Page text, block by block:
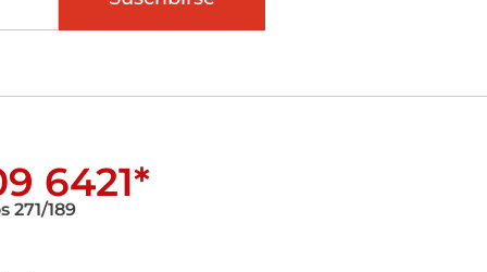
6421*
271/189